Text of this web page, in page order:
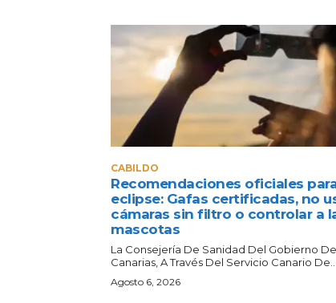
CABILDO
Recomendaciones oficiales
eclipse: Gafas certificadas, no
cámaras sin filtro o controlar a
mascotas
La Consejería De Sanidad Del Gobierno De
Canarias, A Través Del Servicio Canario De...
Agosto 6, 2026